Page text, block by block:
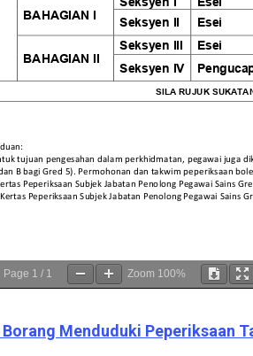
Page 1 / 1 Zoom 100%
Menduduki Peperiksaan